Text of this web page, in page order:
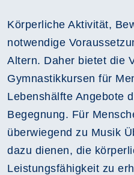
Körperliche Aktivität,
notwendige
Altern. Daher bietet die
Gymnastikkursen für
Lebenshälfte Angebote
Begegnung. Für
überwiegend zu Musik
dazu dienen, die
Leistungsfähigkeit zu